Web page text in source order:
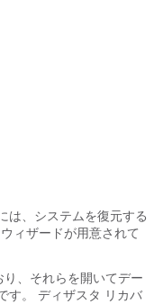
は、システムを復元する
ィザードが用意されて
、それらを開いてデー
す。 ディザスタ リカバ